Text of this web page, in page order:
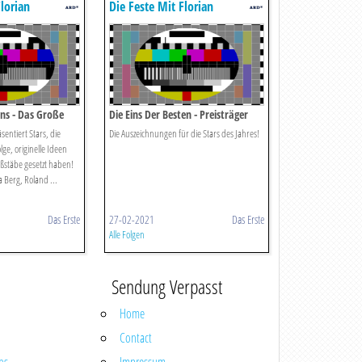
- Das Große
Stars, die
originelle Ideen
gesetzt haben!
Roland ...
Das Erste
Die Feste Mit Florian
Silbereisen
Die Eins Der Besten - Preisträger
2021
Die Auszeichnungen für die Stars des Jahres!
27-02-2021 Das Erste
Alle Folgen
Sendung Verpasst
Home
Contact